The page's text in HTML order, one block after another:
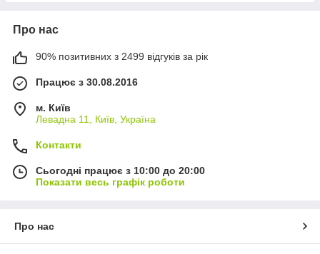
Про нас
90% позитивних з 2499 відгуків за рік
Працює з 30.08.2016
м. Київ
Левадна 11, Київ, Україна
Контакти
Сьогодні працює з 10:00 до 20:00
Показати весь графік роботи
Про нас